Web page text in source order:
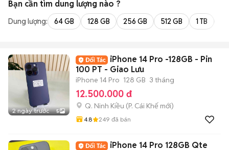
Bạn cần tìm dung lượng nào ?
Dung lượng: 64 GB 128 GB 256 GB 512 GB 1 TB
2 ngày trước 5
iPhone 14 Pro -128GB - Pin
100 PT - Giao Lưu
iPhone 14 Pro 128 GB 3 tháng
12.500.000 đ
Q. Ninh Kiều (P. Cái Khế mới)
4.8 249 đã bán
iPhone 14 Pro 128GB Qte